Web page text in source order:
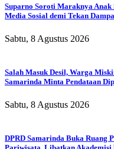
Suparno Soroti Maraknya Anak
Media Sosial demi Tekan
Sabtu, 8 Agustus 2026
Salah Masuk Desil, Warga
Samarinda Minta Pendataan
Sabtu, 8 Agustus 2026
DPRD Samarinda Buka Ruang